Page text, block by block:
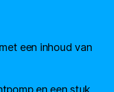
een inhoud van